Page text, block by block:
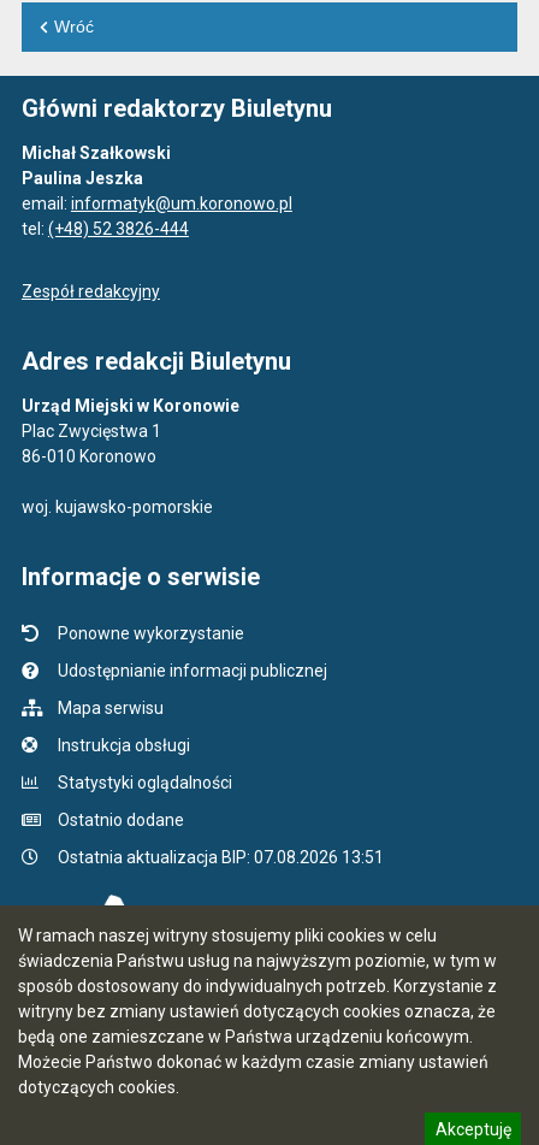
W ramach naszej witryny stosujemy pliki cookies w celu
świadczenia Państwu usług na najwyższym poziomie, w tym w
sposób dostosowany do indywidualnych potrzeb. Korzystanie z
witryny bez zmiany ustawień dotyczących cookies oznacza, że
będą one zamieszczane w Państwa urządzeniu końcowym.
Możecie Państwo dokonać w każdym czasie zmiany ustawień
dotyczących cookies.
Akceptuję
Wróć
Główni redaktorzy Biuletynu
Michał Szałkowski
Paulina Jeszka
email: informatyk@um.koronowo.pl
tel: (+48) 52 3826-444
Zespół redakcyjny
Adres redakcji Biuletynu
Urząd Miejski w Koronowie
Plac Zwycięstwa 1
86-010 Koronowo
woj. kujawsko-pomorskie
Informacje o serwisie
Ponowne wykorzystanie
Udostępnianie informacji publicznej
Mapa serwisu
Instrukcja obsługi
Statystyki oglądalności
Ostatnio dodane
Ostatnia aktualizacja BIP: 07.08.2026 13:51
CMS i hosting: Logonet Sp. z o.o. w Bydgoszczy